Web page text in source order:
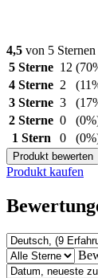
4,5 von 5 Sternen
5 Sterne 12
4 Sterne 2
3 Sterne 3
2 Sterne 0
1 Stern
0
Produkt bewerten
Produkt kaufen